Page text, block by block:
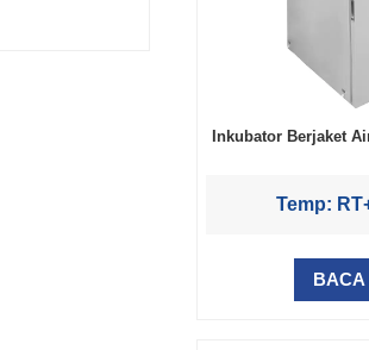
Inkubator Berjaket
Temp:
BACA